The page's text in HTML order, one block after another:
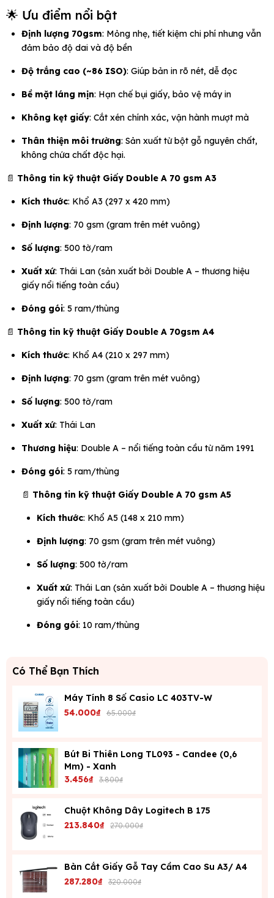
🌟 Ưu điểm nổi bật
Định lượng 70gsm: Mỏng nhẹ, tiết kiệm chi phí nhưng vẫn
đảm bảo độ dai và độ bền
Độ trắng cao (~86 ISO): Giúp bản in rõ nét, dễ đọc
Bề mặt láng mịn: Hạn chế bụi giấy, bảo vệ máy in
Không kẹt giấy: Cắt xén chính xác, vận hành mượt mà
Thân thiện môi trường: Sản xuất từ bột gỗ nguyên chất,
không chứa chất độc hại.
📄 Thông tin kỹ thuật Giấy Double A 70 gsm A3
Kích thước: Khổ A3 (297 x 420 mm)
Định lượng: 70 gsm (gram trên mét vuông)
Số lượng: 500 tờ/ram
Xuất xứ: Thái Lan (sản xuất bởi Double A – thương hiệu
giấy nổi tiếng toàn cầu)
Đóng gói: 5 ram/thùng
📄 Thông tin kỹ thuật Giấy Double A 70gsm A4
Kích thước: Khổ A4 (210 x 297 mm)
Định lượng: 70 gsm (gram trên mét vuông)
Số lượng: 500 tờ/ram
Xuất xứ: Thái Lan
Thương hiệu: Double A – nổi tiếng toàn cầu từ năm 1991
Đóng gói: 5 ram/thùng
📄 Thông tin kỹ thuật Giấy Double A 70 gsm A5
Kích thước: Khổ A5 (148 x 210 mm)
Định lượng: 70 gsm (gram trên mét vuông)
Số lượng: 500 tờ/ram
Xuất xứ: Thái Lan (sản xuất bởi Double A – thương hiệu
giấy nổi tiếng toàn cầu)
Đóng gói: 10 ram/thùng
Có Thể Bạn Thích
Máy Tính 8 Số Casio LC 403TV-W
54.000₫ 65.000₫
Bút Bi Thiên Long TL093 - Candee (0,6
Mm) - Xanh
3.456₫ 3.800₫
Chuột Không Dây Logitech B 175
213.840₫ 270.000₫
Bàn Cắt Giấy Gỗ Tay Cầm Cao Su A3/ A4
287.280₫ 320.000₫